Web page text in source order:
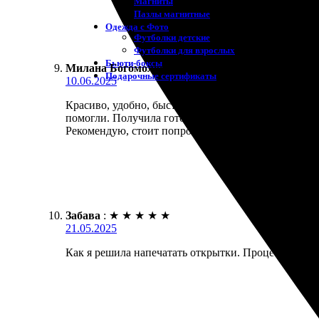
Пазлы магнитные
Одежда с Фото
Футболки детские
Футболки для взрослых
Бьюти-боксы
Подарочные сертификаты
Милана Богомолова
10.06.2025
Красиво, удобно, быстро! Заказала открытки на
помогли. Получила готовый заказ в срок, всё на
Рекомендую, стоит попробовать!
Забава : ★ ★ ★ ★ ★
21.05.2025
Как я решила напечатать открытки. Процесс